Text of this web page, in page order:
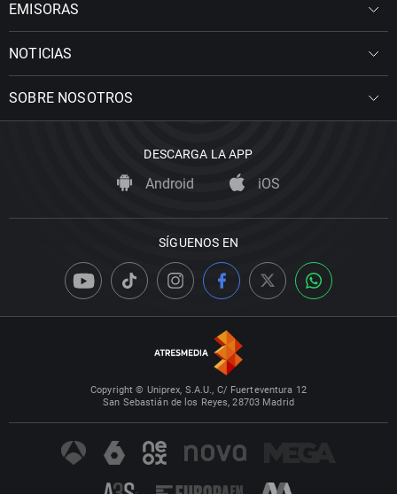
EMISORAS
NOTICIAS
SOBRE NOSOTROS
DESCARGA LA APP
Android iOS
SÍGUENOS EN
Copyright © Uniprex, S.A.U., C/ Fuerteventura 12
San Sebastián de los Reyes, 28703 Madrid